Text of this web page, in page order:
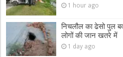
1 hour ago
निचलौल का ढेसो पुल
लोगों की जान खतरे में
1 day ago